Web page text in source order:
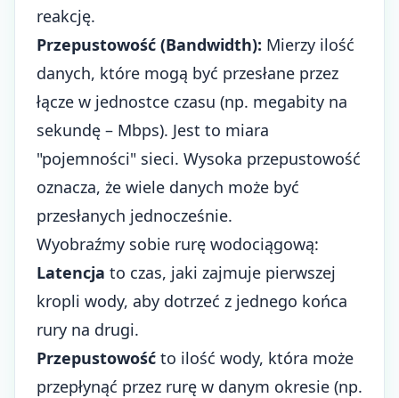
reakcję.
Przepustowość (Bandwidth): Mierzy ilość
danych, które mogą być przesłane przez
łącze w jednostce czasu (np. megabity na
sekundę – Mbps). Jest to miara
"pojemności" sieci. Wysoka przepustowość
oznacza, że wiele danych może być
przesłanych jednocześnie.
Wyobraźmy sobie rurę wodociągową:
Latencja to czas, jaki zajmuje pierwszej
kropli wody, aby dotrzeć z jednego końca
rury na drugi.
Przepustowość to ilość wody, która może
przepłynąć przez rurę w danym okresie (np.